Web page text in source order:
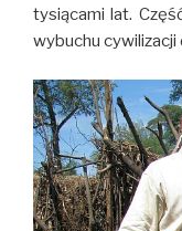
tysiącami lat.
wybuchu cywilizacji